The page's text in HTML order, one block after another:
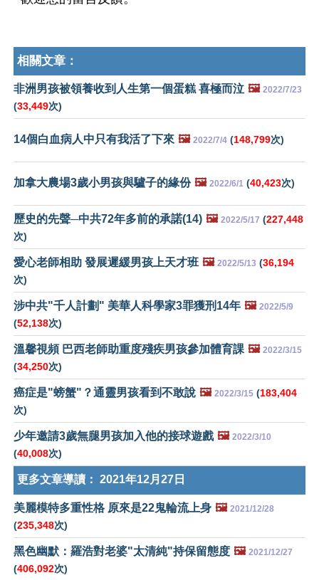
相關文章：
非洲男孩被領養收到人生第一個蛋糕 喜極而泣 🖼️ 2022/7/23
(33,449次)
14個白血病人中只有我活了下來 🖼️ 2022/7/4 (148,799次)
加拿大農場3歲小男孩與驢子的緣份 🖼️ 2022/6/1 (40,423次)
歷史的先聲─中共72年多前的承諾(14) 🖼️ 2022/5/17 (227,448
次)
愛心老師相助 發展遲緩男孩上天才班 🖼️ 2022/5/13 (36,194
次)
涉中共"千人計劃" 美華人科學家3罪獲刑14年 🖼️ 2022/5/9
(52,138次)
溫馨視頻 巴西老師助重度殘疾男孩參加體育課 🖼️ 2022/3/15
(34,250次)
癌症是"螃蟹"？通靈男孩看到不敢說 🖼️ 2022/3/15 (183,404
次)
少年邀請3歲無腿男孩加入他的接球遊戲 🖼️ 2022/3/10
(40,008次)
更多文章導讀： 2021年12月27日
美麗模特多重性格 原來是22鬼輪流上身 🖼️ 2021/12/28
(235,348次)
黑色幽默：羅浩對老婆"太清純"持保留態度 🖼️ 2021/12/27
(406,092次)